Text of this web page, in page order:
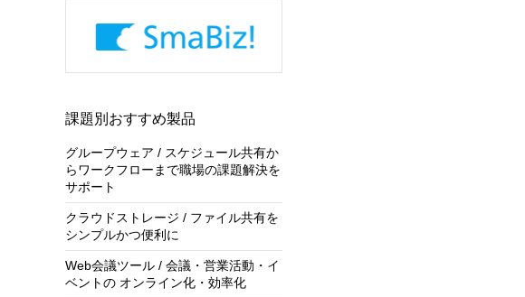
課題別おすすめ製品
グループウェア / スケジュール共有か
らワークフローまで職場の課題解決を
サポート
クラウドストレージ / ファイル共有を
シンプルかつ便利に
Web会議ツール / 会議・営業活動・イ
ベントの オンライン化・効率化